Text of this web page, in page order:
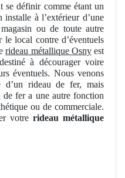
se définir comme étant un
à l’extérieur d’une
ou de toute autre
local contre d’éventuels
rideau métallique Osnyest
à décourager voire
éventuels. Nous venons
rideau de fer, mais
de fer a une autre fonction
ou de commerciale.
votre rideau métallique